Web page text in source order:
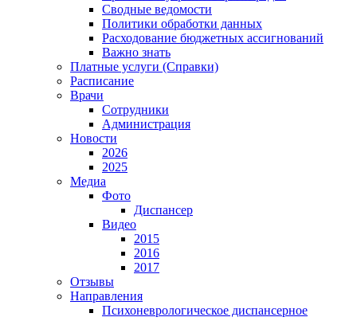
Сводные ведомости
Политики обработки данных
Расходование бюджетных ассигнований
Важно знать
Платные услуги (Справки)
Расписание
Врачи
Сотрудники
Администрация
Новости
2026
2025
Медиа
Фото
Диспансер
Видео
2015
2016
2017
Отзывы
Направления
Психоневрологическое диспансерное